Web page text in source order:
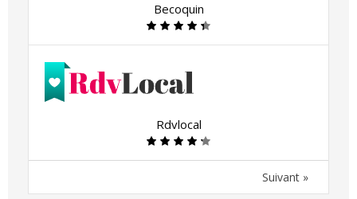
Becoquin
Rdvlocal
Suivant »